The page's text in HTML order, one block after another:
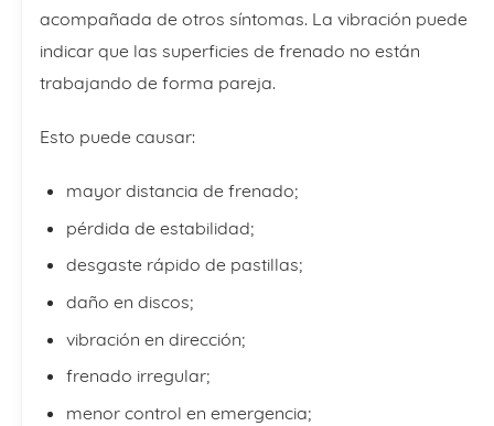
acompañada de otros síntomas. La vibración puede
indicar que las superficies de frenado no están
trabajando de forma pareja.
Esto puede causar:
mayor distancia de frenado;
pérdida de estabilidad;
desgaste rápido de pastillas;
daño en discos;
vibración en dirección;
frenado irregular;
menor control en emergencia;